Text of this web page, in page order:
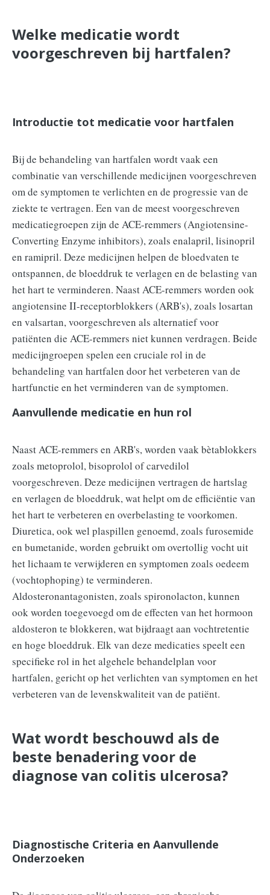
Welke medicatie wordt
voorgeschreven bij hartfalen?
Introductie tot medicatie voor hartfalen
Bij de behandeling van hartfalen wordt vaak een
combinatie van verschillende medicijnen voorgeschreven
om de symptomen te verlichten en de progressie van de
ziekte te vertragen. Een van de meest voorgeschreven
medicatiegroepen zijn de ACE-remmers (Angiotensine-
Converting Enzyme inhibitors), zoals enalapril, lisinopril
en ramipril. Deze medicijnen helpen de bloedvaten te
ontspannen, de bloeddruk te verlagen en de belasting van
het hart te verminderen. Naast ACE-remmers worden ook
angiotensine II-receptorblokkers (ARB's), zoals losartan
en valsartan, voorgeschreven als alternatief voor
patiënten die ACE-remmers niet kunnen verdragen. Beide
medicijngroepen spelen een cruciale rol in de
behandeling van hartfalen door het verbeteren van de
hartfunctie en het verminderen van de symptomen.
Aanvullende medicatie en hun rol
Naast ACE-remmers en ARB's, worden vaak bètablokkers
zoals metoprolol, bisoprolol of carvedilol
voorgeschreven. Deze medicijnen vertragen de hartslag
en verlagen de bloeddruk, wat helpt om de efficiëntie van
het hart te verbeteren en overbelasting te voorkomen.
Diuretica, ook wel plaspillen genoemd, zoals furosemide
en bumetanide, worden gebruikt om overtollig vocht uit
het lichaam te verwijderen en symptomen zoals oedeem
(vochtophoping) te verminderen.
Aldosteronantagonisten, zoals spironolacton, kunnen
ook worden toegevoegd om de effecten van het hormoon
aldosteron te blokkeren, wat bijdraagt aan vochtretentie
en hoge bloeddruk. Elk van deze medicaties speelt een
specifieke rol in het algehele behandelplan voor
hartfalen, gericht op het verlichten van symptomen en het
verbeteren van de levenskwaliteit van de patiënt.
Wat wordt beschouwd als de
beste benadering voor de
diagnose van colitis ulcerosa?
Diagnostische Criteria en Aanvullende
Onderzoeken